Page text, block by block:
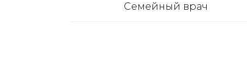
Семейный врач